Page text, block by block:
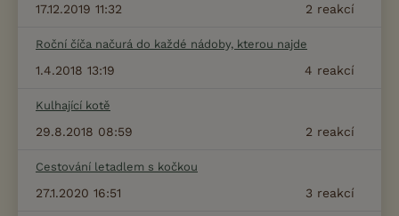
2 reakcí
17.12.2019 11:32
Roční číča načurá do každé nádoby, kterou najde
4 reakcí
1.4.2018 13:19
Kulhající kotě
2 reakcí
29.8.2018 08:59
Cestování letadlem s kočkou
3 reakcí
27.1.2020 16:51